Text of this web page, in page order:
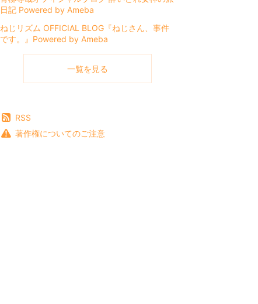
日記 Powered by Ameba
ねじリズム OFFICIAL BLOG『ねじさん、事件
です。』Powered by Ameba
一覧を見る
RSS
著作権についてのご注意